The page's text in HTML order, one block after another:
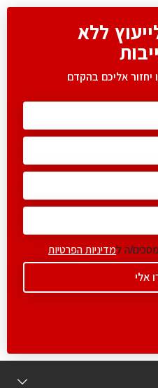
ללא
יחזור אליכם בהקדם
ה למדיניות הפרטיות